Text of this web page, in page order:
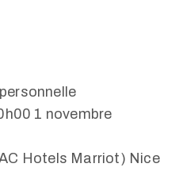
1 novembre
Hotels Marriot) Nice